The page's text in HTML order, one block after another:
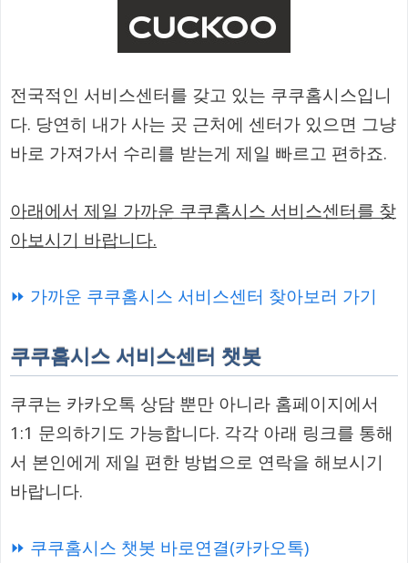
전국적인 서비스센터를 갖고 있는 쿠쿠홈시스입니
다. 당연히 내가 사는 곳 근처에 센터가 있으면 그냥
바로 가져가서 수리를 받는게 제일 빠르고 편하죠.
아래에서 제일 가까운 쿠쿠홈시스 서비스센터를 찾
아보시기 바랍니다.
⏩ 가까운 쿠쿠홈시스 서비스센터 찾아보러 가기
쿠쿠홈시스 서비스센터 챗봇
쿠쿠는 카카오톡 상담 뿐만 아니라 홈페이지에서
1:1 문의하기도 가능합니다. 각각 아래 링크를 통해
서 본인에게 제일 편한 방법으로 연락을 해보시기
바랍니다.
⏩ 쿠쿠홈시스 챗봇 바로연결(카카오톡)